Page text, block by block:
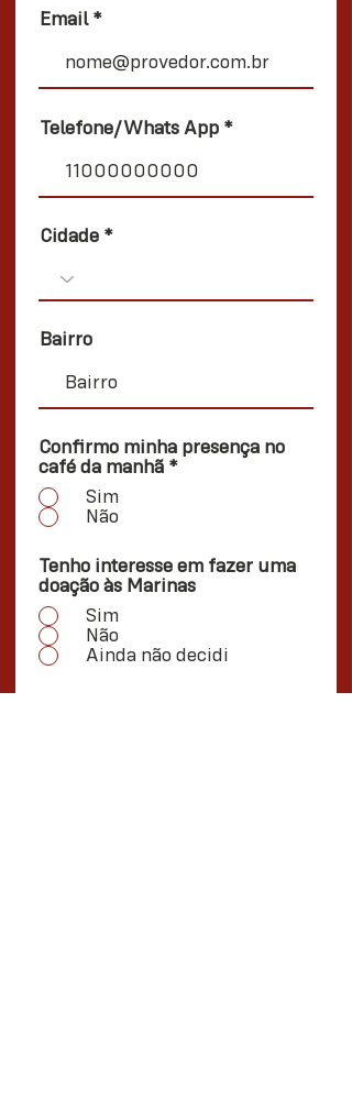
Email
Telefone/Whats App
Cidade
Bairro
Confirmo minha presença no
café da manhã *
Sim
Não
Tenho interesse em fazer uma
doação às Marinas
Sim
Não
Ainda não decidi